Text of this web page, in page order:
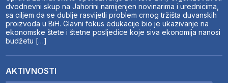
dvodnevni skup na Jahorini namijenjen novinarima i urednicima,
sa ciljem da se dublje rasvijetli problem crnog tržišta duvanskih
proizvoda u BiH. Glavni fokus edukacije bio je ukazivanje na
ekonomske štete i štetne posljedice koje siva ekonomija nanosi
budžetu […]
AKTIVNOSTI